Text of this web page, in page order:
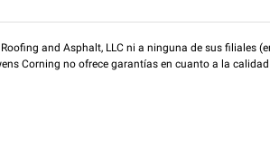
and Asphalt, LLC ni a ninguna de sus filiales
Corning no ofrece garantías en cuanto a la